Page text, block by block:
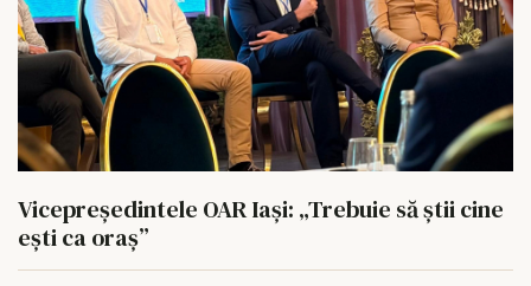
Vicepreședintele OAR Iași: „Trebuie să știi cine
ești ca oraș”